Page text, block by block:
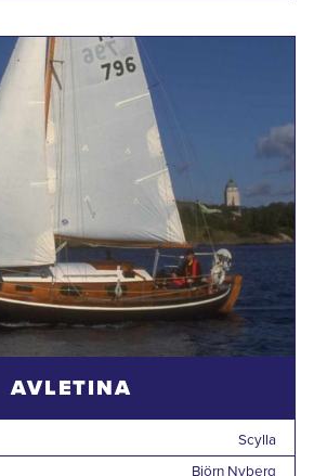
AVLETINA
Scylla
Björn Nyberg